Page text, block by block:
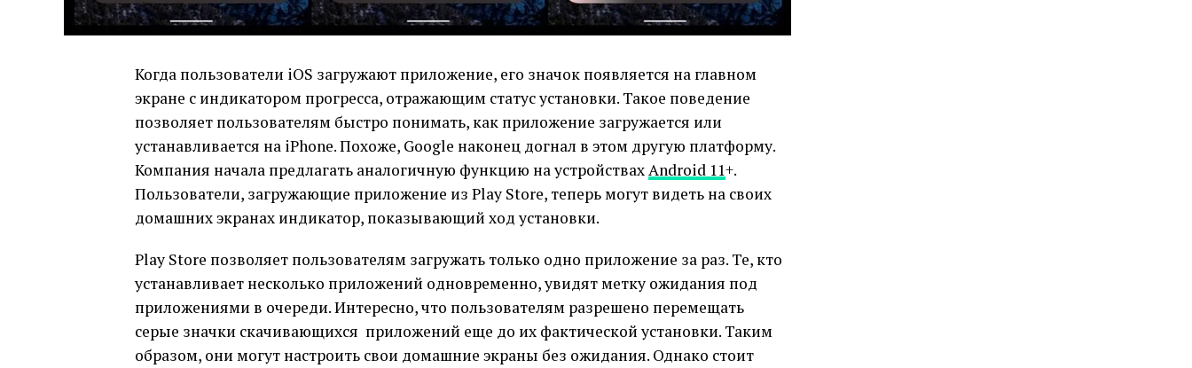
Когда пользователи iOS загружают приложение, его значок появляется на главном
экране с индикатором прогресса, отражающим статус установки. Такое поведение
позволяет пользователям быстро понимать, как приложение загружается или
устанавливается на iPhone. Похоже, Google наконец догнал в этом другую платформу.
Компания начала предлагать аналогичную функцию на устройствахAndroid 11+.
Пользователи, загружающие приложение из Play Store, теперь могут видеть на своих
домашних экранах индикатор, показывающий ход установки.
Play Store позволяет пользователям загружать только одно приложение за раз. Те, кто
устанавливает несколько приложений одновременно, увидят метку ожидания под
приложениями в очереди. Интересно, что пользователям разрешено перемещать
серые значки скачивающихся приложений еще до их фактической установки. Таким
образом, они могут настроить свои домашние экраны без ожидания. Однако стоит